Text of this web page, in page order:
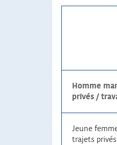
Homme
privés /
Jeune
trajets